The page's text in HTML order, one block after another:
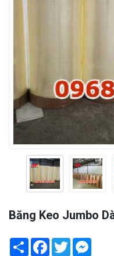
Băng Keo Jumbo
Share Facebook
Twitter